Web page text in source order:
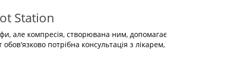
Station
але компресія, створювана ним, допомагає
потрібна консультація з лікарем,